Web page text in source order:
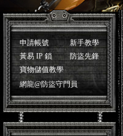
申請帳號
黃易 IP 鎖
寶物儲值教學
新手教學
防盜先鋒
網龍@防盜守門員